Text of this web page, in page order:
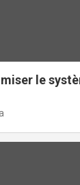
le